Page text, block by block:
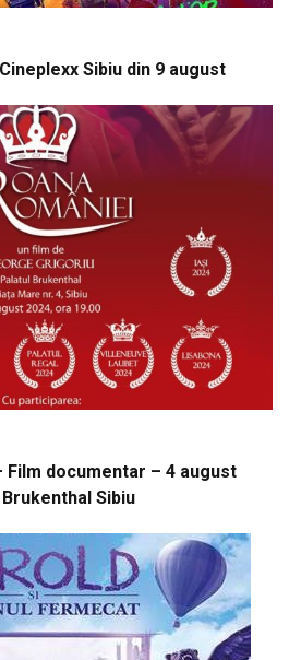
Sibiu din 9 august
Film documentar – 4 august
Sibiu